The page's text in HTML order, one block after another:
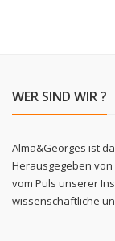
WER SIND WIR ?
Alma&Georges ist
Herausgegeben
vom Puls unserer
wissenschaftliche